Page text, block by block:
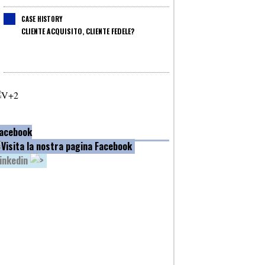
CASE HISTORY
CLIENTE ACQUISITO, CLIENTE FEDELE?